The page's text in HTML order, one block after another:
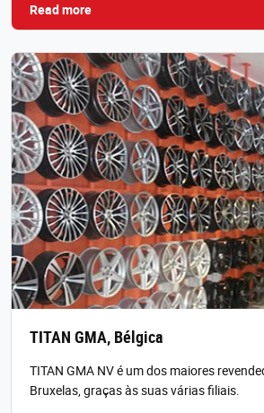
Read more
TITAN GMA, Bélgica
TITAN GMA NV é um dos maiores
Bruxelas, graças às suas várias filiais.